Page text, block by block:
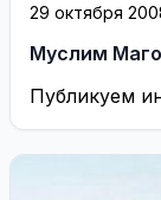
29 октября
Муслим
Публикуем